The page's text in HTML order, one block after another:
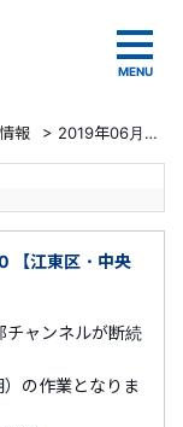
報 > 2019年06月05日（水）04:00～05:00 【江東区・中央区全域】
江東区・中央
ャンネルが断続
の作業となりま